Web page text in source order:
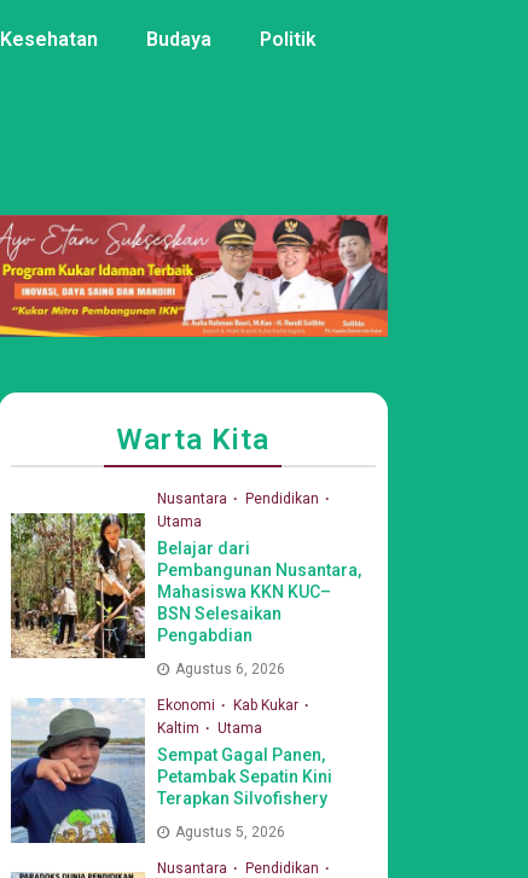
Kesehatan Budaya Politik
Warta Kita
Nusantara
Pendidikan
Utama
Belajar dari
Pembangunan Nusantara,
Mahasiswa KKN KUC–
BSN Selesaikan
Pengabdian
Agustus 6, 2026
Ekonomi
Kab Kukar
Kaltim
Utama
Sempat Gagal Panen,
Petambak Sepatin Kini
Terapkan Silvofishery
Agustus 5, 2026
Nusantara
Pendidikan